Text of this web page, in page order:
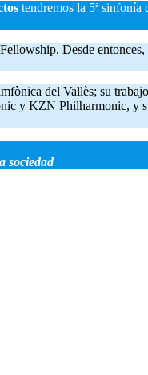
tendremos la 5ª
Desde
del Vallès; su
y KZN Philharmonic, y
sociedad